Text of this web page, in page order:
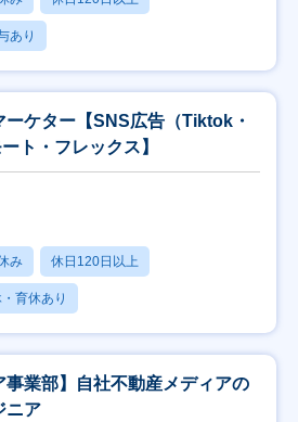
あり
ーケター【SNS広告（Tiktok・
ト・フレックス】
み 休日120日以上
育休あり
事業部】自社不動産メディアの
ニア